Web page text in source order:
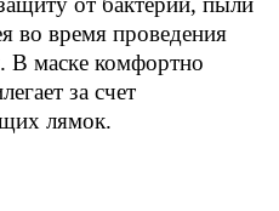
во время проведения
В маске комфортно
за счет
лямок.